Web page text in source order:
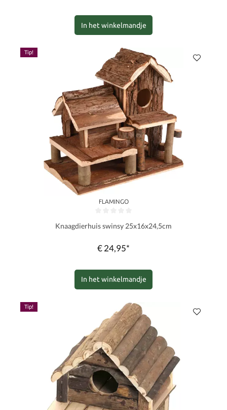
In het winkelmandje
Tip!
FLAMINGO
Knaagdierhuis swinsy 25x16x24,5cm
€ 24,95*
In het winkelmandje
Tip!